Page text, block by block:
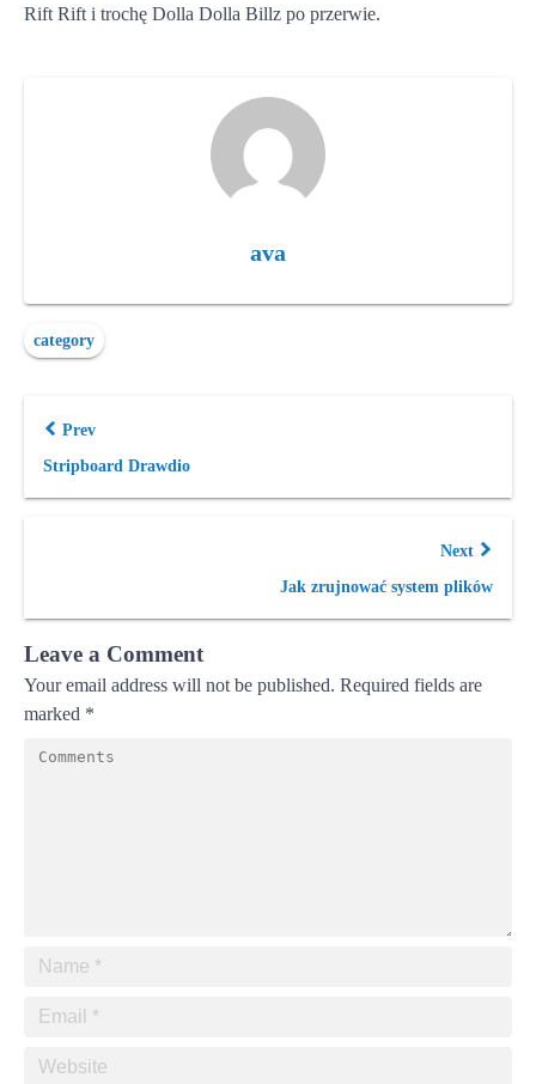
Rift Rift i trochę Dolla Dolla Billz po przerwie.
ava
category
Prev
Stripboard Drawdio
Next
Jak zrujnować system plików
Leave a Comment
Your email address will not be published. Required fields are
marked *